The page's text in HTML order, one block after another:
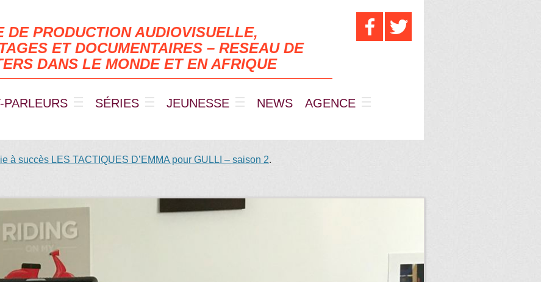
DE PRODUCTION AUDIOVISUELLE,
ET DOCUMENTAIRES – RESEAU DE
DANS LE MONDE ET EN AFRIQUE
PARLEURS SÉRIES JEUNESSE NEWS AGENCE
à succès LES TACTIQUES D’EMMA pour GULLI – saison 2.